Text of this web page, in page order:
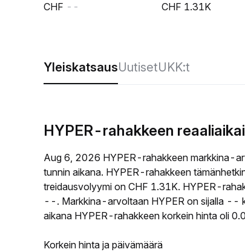
-- 1.31K
YleiskatsausUutisetUKK:t
HYPER-rahakkeen
Aug 6, 2026 HYPER-rahakkeen markkina-
tunnin aikana. HYPER-rahakkeen
treidausvolyymi on CHF 1.31K. HYPER-
--. Markkina-arvoltaan HYPER on sijalla --
aikana HYPER-rahakkeen korkein hinta oli
Korkein hinta ja päivämäärä